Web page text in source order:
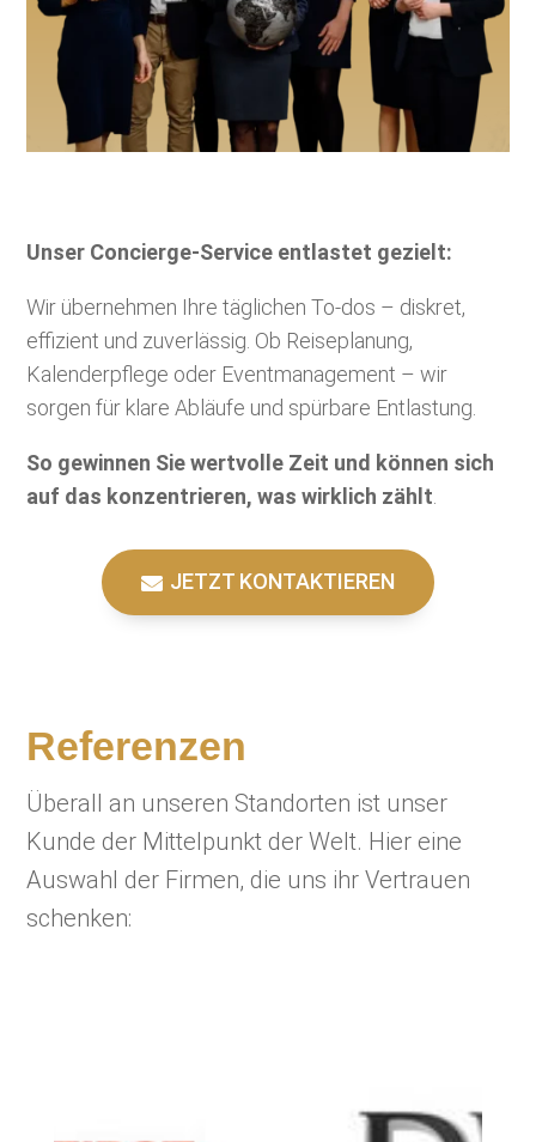
Unser Concierge-Service entlastet gezielt:
Wir übernehmen Ihre täglichen To-dos – diskret,
effizient und zuverlässig. Ob Reiseplanung,
Kalenderpflege oder Eventmanagement – wir
sorgen für klare Abläufe und spürbare Entlastung.
So gewinnen Sie wertvolle Zeit und können sich
auf das konzentrieren, was wirklich zählt
JETZT KONTAKTIEREN
Referenzen
Überall an unseren Standorten ist unser
Kunde der Mittelpunkt der Welt. Hier eine
Auswahl der Firmen, die uns ihr Vertrauen
schenken: